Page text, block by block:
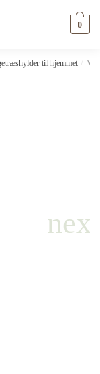
0
til hjemmet